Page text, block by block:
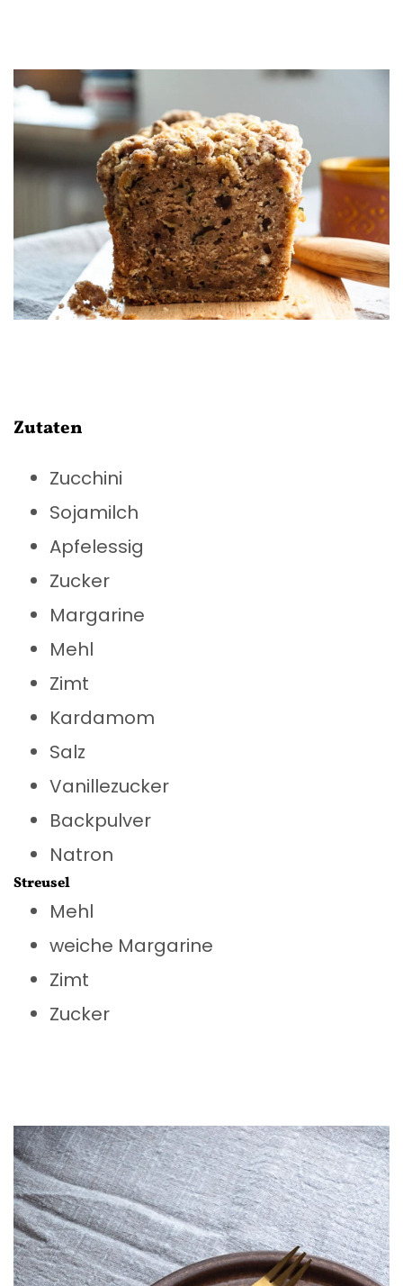
Zutaten
Zucchini
Sojamilch
Apfelessig
Zucker
Margarine
Mehl
Zimt
Kardamom
Salz
Vanillezucker
Backpulver
Natron
Streusel
Mehl
weiche Margarine
Zimt
Zucker